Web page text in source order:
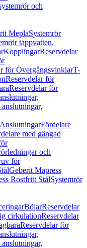
och
MeplaSystemrör
tappvatten,
KopplingarReservdelar
för ÖvergångsvinklarT-
Reservdelar för
Reservdelar för
Fördelare
med gängad
och
för
Geberit Mapress
Rostfritt StålSystemrör
BöjarReservdelar
cirkulationReservdelar
Reservdelar för